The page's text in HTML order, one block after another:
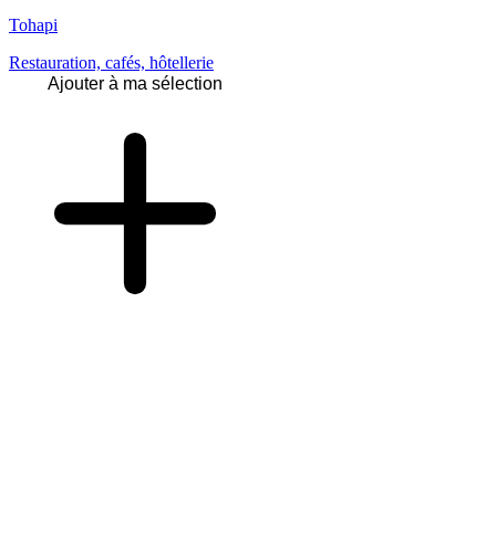
Tohapi
Restauration, cafés, hôtellerie
Ajouter à ma sélection